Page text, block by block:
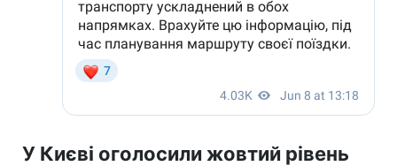
У Києві оголосили жовтий рівень